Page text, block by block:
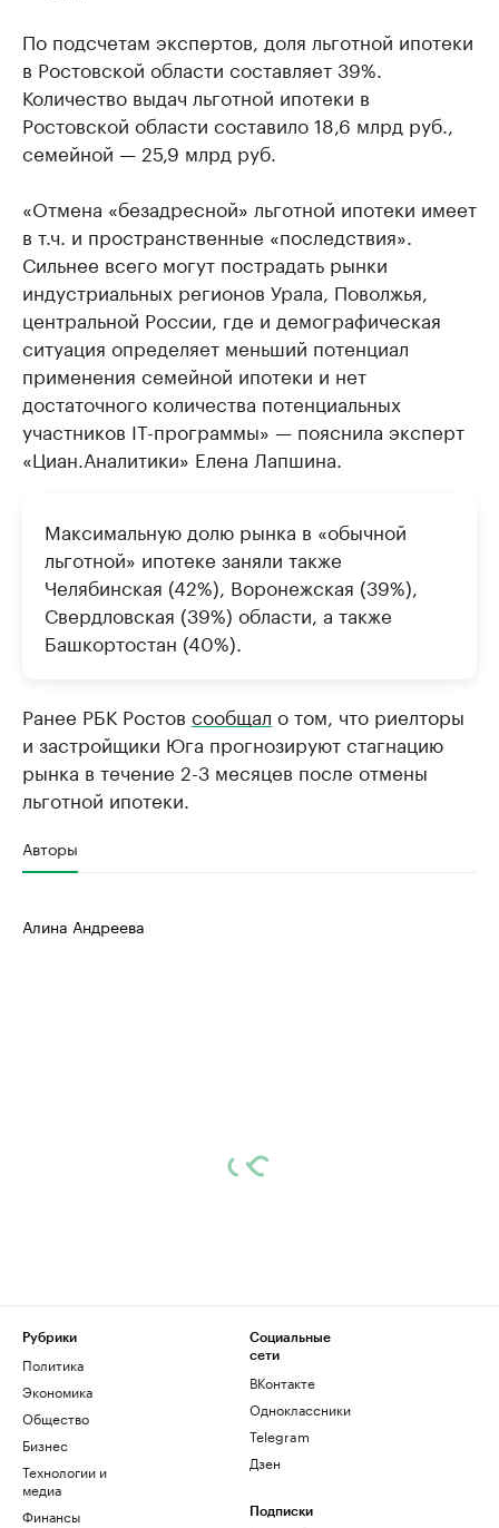
По подсчетам экспертов, доля льготной ипотеки
в Ростовской области составляет 39%.
Количество выдач льготной ипотеки в
Ростовской области составило 18,6 млрд руб.,
семейной — 25,9 млрд руб.
«Отмена «безадресной» льготной ипотеки имеет
в т.ч. и пространственные «последствия».
Сильнее всего могут пострадать рынки
индустриальных регионов Урала, Поволжья,
центральной России, где и демографическая
ситуация определяет меньший потенциал
применения семейной ипотеки и нет
достаточного количества потенциальных
участников IT-программы» — пояснила эксперт
«Циан.Аналитики» Елена Лапшина.
Максимальную долю рынка в «обычной
льготной» ипотеке заняли также
Челябинская (42%), Воронежская (39%),
Свердловская (39%) области, а также
Башкортостан (40%).
Ранее РБК Ростов сообщал о том, что риелторы
и застройщики Юга прогнозируют стагнацию
рынка в течение 2-3 месяцев после отмены
льготной ипотеки.
Авторы
Алина Андреева
Рубрики
Политика
Экономика
Общество
Бизнес
Технологии и
медиа
Финансы
Социальные
сети
ВКонтакте
Одноклассники
Telegram
Дзен
Подписки